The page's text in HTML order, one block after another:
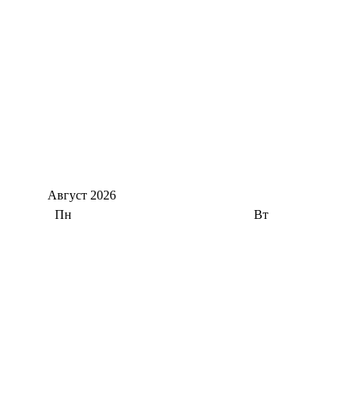
Август 2026
Пн
Вт